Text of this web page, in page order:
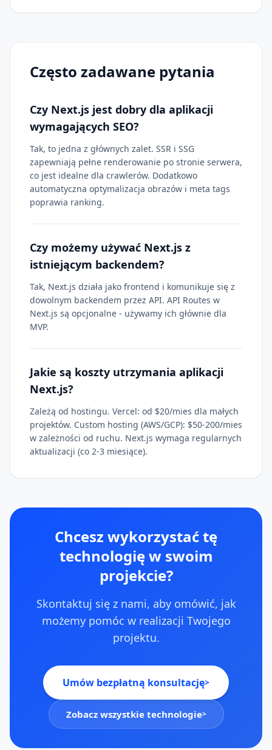
Często zadawane pytania
Czy Next.js jest dobry dla aplikacji
wymagających SEO?
Tak, to jedna z głównych zalet. SSR i SSG
zapewniają pełne renderowanie po stronie serwera,
co jest idealne dla crawlerów. Dodatkowo
automatyczna optymalizacja obrazów i meta tags
poprawia ranking.
Czy możemy używać Next.js z
istniejącym backendem?
Tak, Next.js działa jako frontend i komunikuje się z
dowolnym backendem przez API. API Routes w
Next.js są opcjonalne - używamy ich głównie dla
MVP.
Jakie są koszty utrzymania aplikacji
Next.js?
Zależą od hostingu. Vercel: od $20/mies dla małych
projektów. Custom hosting (AWS/GCP): $50-200/mies
w zależności od ruchu. Next.js wymaga regularnych
aktualizacji (co 2-3 miesiące).
Chcesz wykorzystać tę
technologię w swoim
projekcie?
Skontaktuj się z nami, aby omówić, jak
możemy pomóc w realizacji Twojego
projektu.
Umów bezpłatną konsultację>
Zobacz wszystkie technologie>